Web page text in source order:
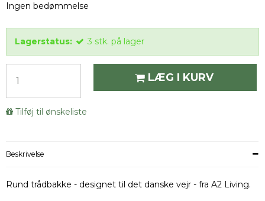
Ingen bedømmelse
Lagerstatus: 3 stk. på lager
LÆG I KURV
Tilføj til ønskeliste
Beskrivelse
Rund trådbakke - designet til det danske vejr - fra A2 Living.